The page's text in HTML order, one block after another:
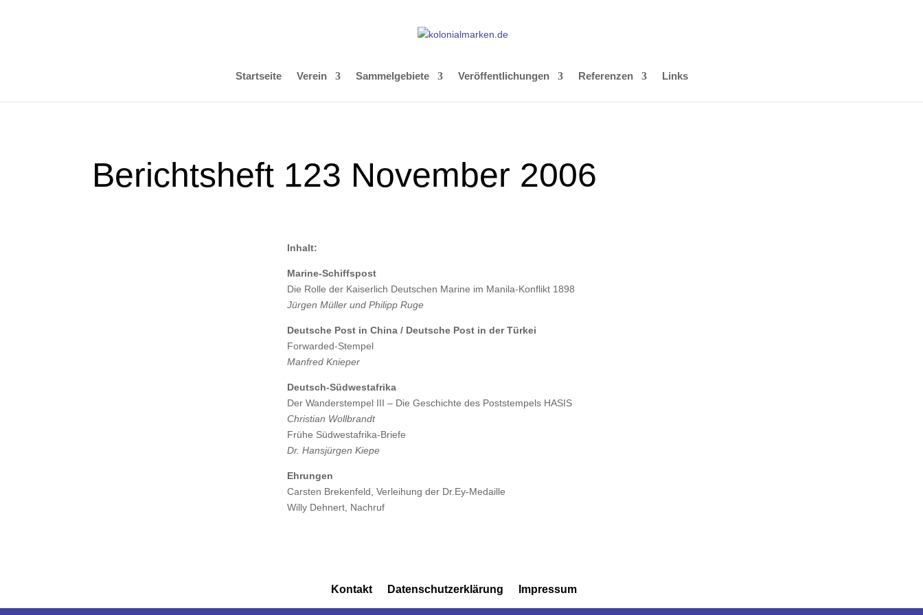
Startseite Verein Sammelgebiete Veröffentlichungen Referenzen Links
Berichtsheft 123 November 2006
Inhalt:
Marine-Schiffspost
Die Rolle der Kaiserlich Deutschen Marine im Manila-Konflikt 1898
Jürgen Müller und Philipp Ruge
Deutsche Post in China / Deutsche Post in der Türkei
Forwarded-Stempel
Manfred Knieper
Deutsch-Südwestafrika
Der Wanderstempel III – Die Geschichte des Poststempels HASIS
Christian Wollbrandt
Frühe Südwestafrika-Briefe
Dr. Hansjürgen Kiepe
Ehrungen
Carsten Brekenfeld, Verleihung der Dr.Ey-Medaille
Willy Dehnert, Nachruf
Kontakt Datenschutzerklärung Impressum